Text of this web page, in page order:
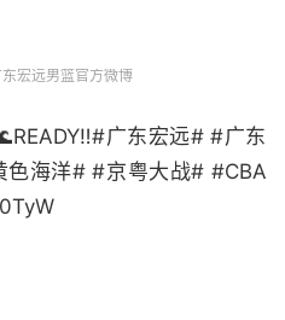
宏远男篮官方微博
广东宏远# #广东
海洋# #京粤大战# #CBA